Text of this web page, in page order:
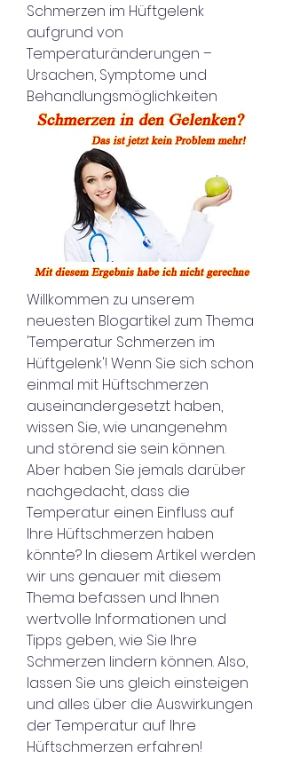
Schmerzen im Hüftgelenk
aufgrund von
Temperaturänderungen –
Ursachen, Symptome und
Behandlungsmöglichkeiten
Willkommen zu unserem
neuesten Blogartikel zum Thema
'Temperatur Schmerzen im
Hüftgelenk'! Wenn Sie sich schon
einmal mit Hüftschmerzen
auseinandergesetzt haben,
wissen Sie, wie unangenehm
und störend sie sein können.
Aber haben Sie jemals darüber
nachgedacht, dass die
Temperatur einen Einfluss auf
Ihre Hüftschmerzen haben
könnte? In diesem Artikel werden
wir uns genauer mit diesem
Thema befassen und Ihnen
wertvolle Informationen und
Tipps geben, wie Sie Ihre
Schmerzen lindern können. Also,
lassen Sie uns gleich einsteigen
und alles über die Auswirkungen
der Temperatur auf Ihre
Hüftschmerzen erfahren!